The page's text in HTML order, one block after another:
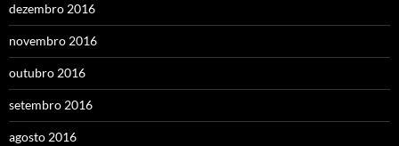
dezembro 2016
novembro 2016
outubro 2016
setembro 2016
agosto 2016